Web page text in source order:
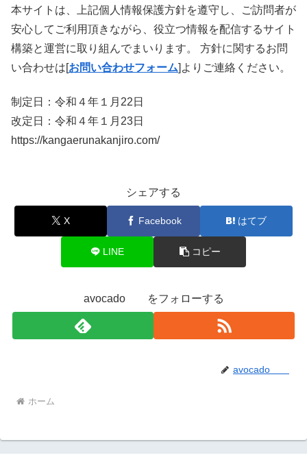
本サイトは、上記個人情報保護方針を遵守し、ご訪問者が
安心してご利用頂きながら、役立つ情報を配信するサイト
構築と運営に取り組んでまいります。 方針に関するお問
い合わせは[お問い合わせフォーム]よりご連絡ください。
制定日：令和４年１月22日
改定日：令和４年１月23日
https://kangaerunakanjiro.com/
シェアする
X Facebook はてブ
LINE コピー
avocado をフォローする
avocado
ホーム